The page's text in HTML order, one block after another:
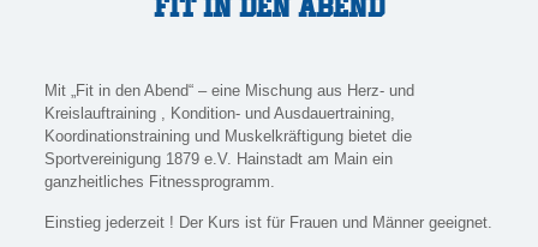
Fit in den Abend
Mit „Fit in den Abend“ – eine Mischung aus Herz- und
Kreislauftraining , Kondition- und Ausdauertraining,
Koordinationstraining und Muskelkräftigung bietet die
Sportvereinigung 1879 e.V. Hainstadt am Main ein
ganzheitliches Fitnessprogramm.
Einstieg jederzeit ! Der Kurs ist für Frauen und Männer geeignet.